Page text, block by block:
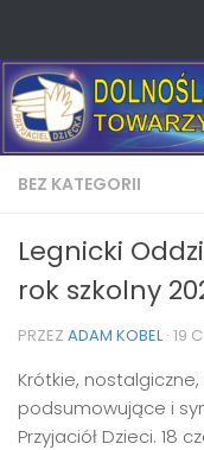
BEZ KATEGORII
Legnicki
rok szkolny
PRZEZ ADAM KOBEL · 19
Krótkie,
podsumowujące i
Przyjaciół Dzieci. 18